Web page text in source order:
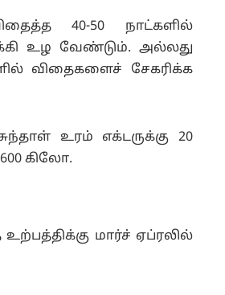
40-50 நாட்களில்
உழ வேண்டும். அல்லது
விதைகளைச் சேகரிக்க
உரம் எக்டருக்கு 20
கிலோ.
மார்ச் ஏப்ரலில்